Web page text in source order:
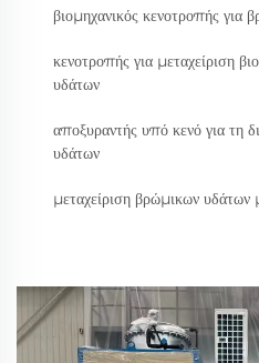
βιομηχανικός κενοτροπής για
κενοτροπής για μεταχείριση
υδάτων
αποξυραντής υπό κενό για τη
υδάτων
μεταχείριση βρώμικων υδάτων